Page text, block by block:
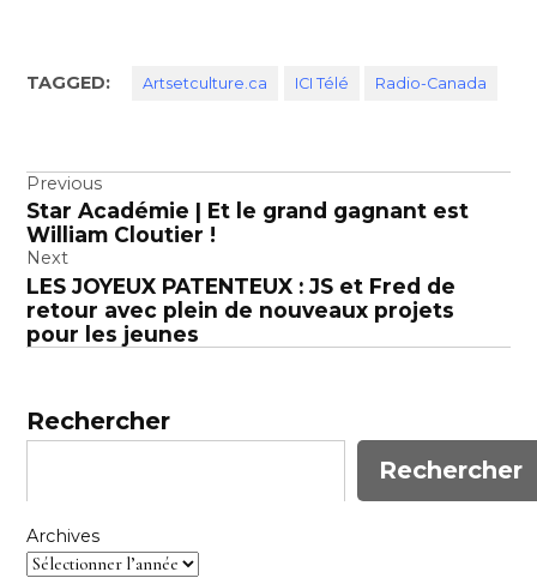
TAGGED: Artsetculture.ca ICI Télé Radio-Canada
Navigation
de
l’article
Previous
Star Académie | Et le grand gagnant est
William Cloutier !
Next
LES JOYEUX PATENTEUX : JS et Fred de
retour avec plein de nouveaux projets
pour les jeunes
Rechercher
Rechercher
Archives